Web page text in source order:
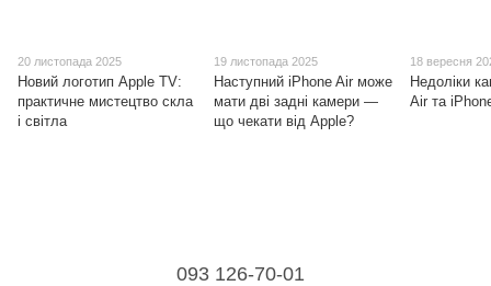
20 листопада 2025
Новий логотип Apple TV:
практичне мистецтво скла
і світла
19 листопада 2025
Наступний iPhone Air може
мати дві задні камери —
що чекати від Apple?
18 вересня
Недоліки
Air та
093 126-70-01